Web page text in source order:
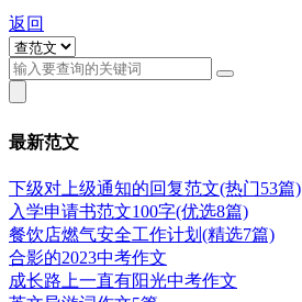
返回
最新范文
下级对上级通知的回复范文(热门53篇)
入学申请书范文100字(优选8篇)
餐饮店燃气安全工作计划(精选7篇)
合影的2023中考作文
成长路上一直有阳光中考作文